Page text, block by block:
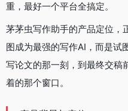
重，最好一个平台全搞定。
茅茅虫写作助手的产品定位，
图成为最强的写作AI，而是试
写论文的那一刻，到最终交稿
着的那个窗口。